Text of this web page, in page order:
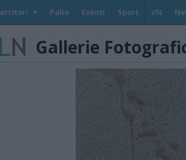
Palio Eventi Sport VN
Gallerie